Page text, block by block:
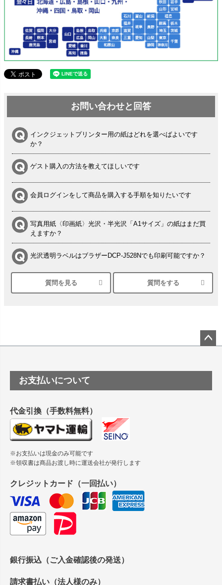
お問い合わせと回答
インクジェットプリンター用の紙はどれを選べばよいです
か？
ゲスト購入の方法を教えてほしいです
会員ログインをして商品を購入する手順を知りたいです
写真用紙〈印画紙〉光沢・半光沢「A1サイズ」の紙はまだ買
えますか？
光沢透明ラベルはブラザーDCP-J528Nでも印刷可能ですか？
シルバーペーパーにEPSON EP-30VAで印刷するときの設定
は？
塩ビのロール紙で離型紙が透明の商品はありますか
つや消し半透明ラベルのロールタイプはありますか？
縦420mm×横650mmの包装紙に適した紙はありますか？
質問を見る 質問をする
ップ
お支払いについて
代金引換（手数料無料）
※お支払いは現金のみ可能です
※領収書は商品お渡し時に運送会社が発行します
クレジットカード（一回払い）
銀行振込（ご入金確認後の発送）
請求書払い（法人様のみ）